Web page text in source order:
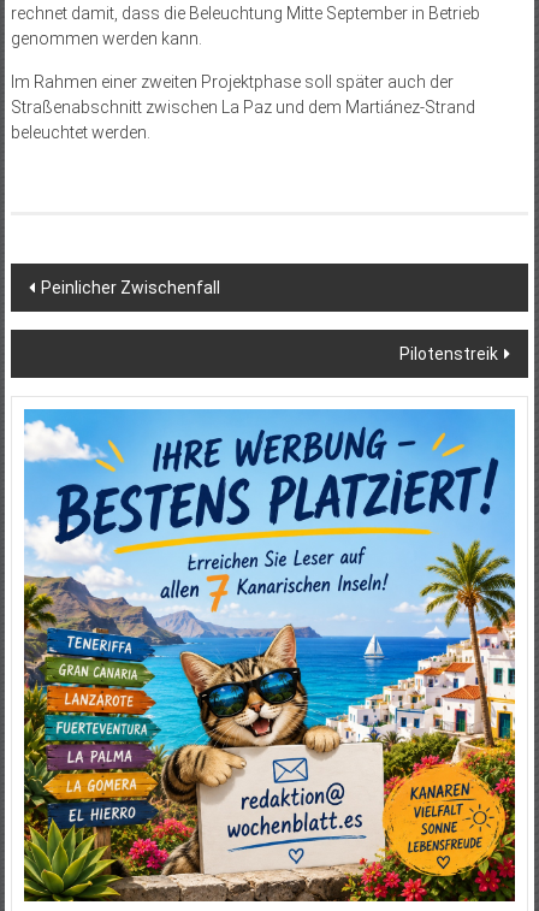
rechnet damit, dass die Beleuchtung Mitte September in Betrieb
genommen werden kann.
Im Rahmen einer zweiten Projektphase soll später auch der
Straßenabschnitt zwischen La Paz und dem Martiánez-Strand
beleuchtet werden.
Beitragsnavigation
Peinlicher Zwischenfall
Pilotenstreik